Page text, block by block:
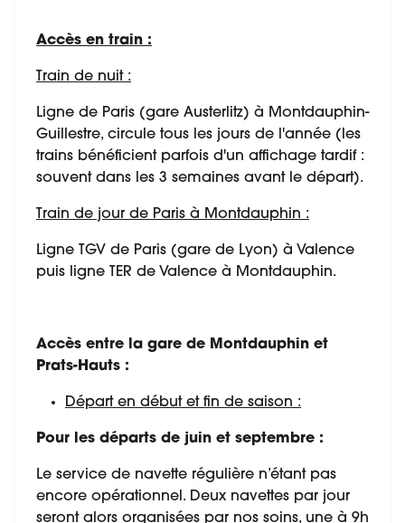
Accès en train :
Train de nuit :
Ligne de Paris (gare Austerlitz) à Montdauphin-
Guillestre, circule tous les jours de l'année (les
trains bénéficient parfois d'un affichage tardif :
souvent dans les 3 semaines avant le départ).
Train de jour de Paris à Montdauphin :
Ligne TGV de Paris (gare de Lyon) à Valence
puis ligne TER de Valence à Montdauphin.
Accès entre la gare de Montdauphin et
Prats-Hauts :
Départ en début et fin de saison :
Pour les départs de juin et septembre :
Le service de navette régulière n’étant pas
encore opérationnel. Deux navettes par jour
seront alors organisées par nos soins, une à 9h